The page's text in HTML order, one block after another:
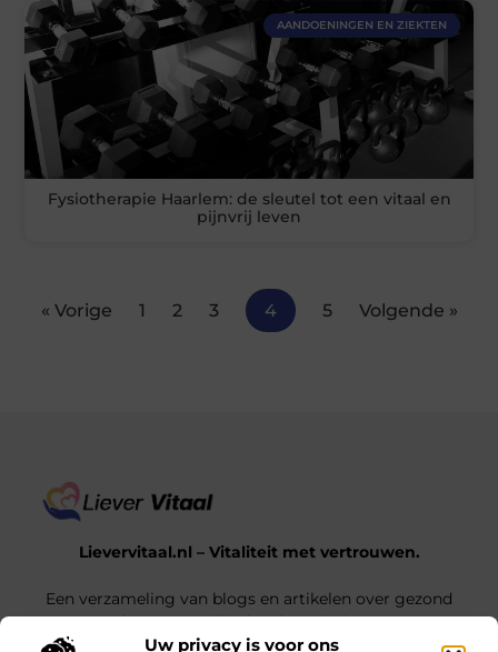
Uw privacy is voor ons
AANDOENINGEN EN ZIEKTEN
Fysiotherapie Haarlem: de sleutel tot een vitaal en
pijnvrij leven
« Vorige 1 2 3 4 5 Volgende »
Lievervitaal.nl – Vitaliteit met vertrouwen.
Een verzameling van blogs en artikelen over gezond
leven, innerlijke kracht en balans.